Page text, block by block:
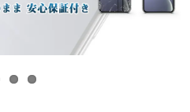
Next